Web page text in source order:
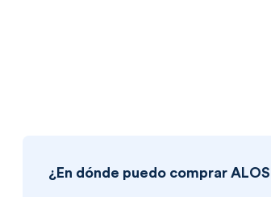
¿En dónde puedo comprar